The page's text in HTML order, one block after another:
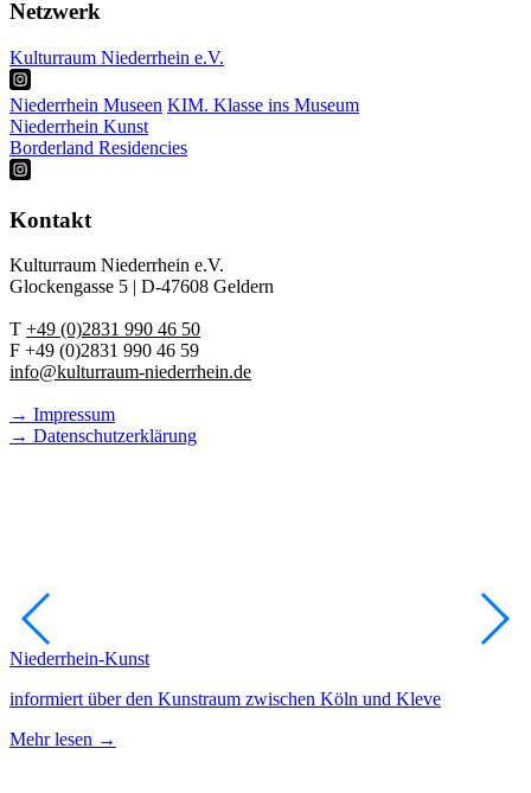
Netzwerk
Kulturraum Niederrhein e.V.
Niederrhein Museen KIM. Klasse ins Museum
Niederrhein Kunst
Borderland Residencies
Kontakt
Kulturraum Niederrhein e.V.
Glockengasse 5 | D-47608 Geldern
T +49 (0)2831 990 46 50
F +49 (0)2831 990 46 59
info@kulturraum-niederrhein.de
→ Impressum
→ Datenschutzerklärung
Niederrhein-Kunst
informiert über den Kunstraum zwischen Köln und Kleve
Mehr lesen →